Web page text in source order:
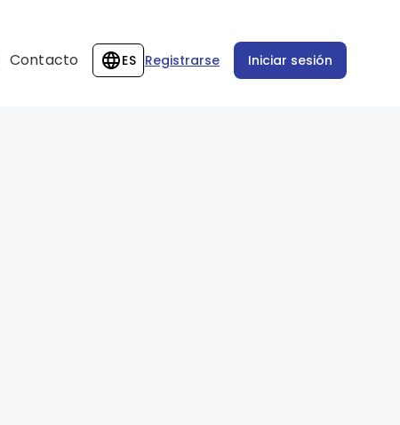
Contacto ES Registrarse Iniciar sesión